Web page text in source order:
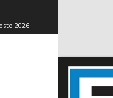
2026